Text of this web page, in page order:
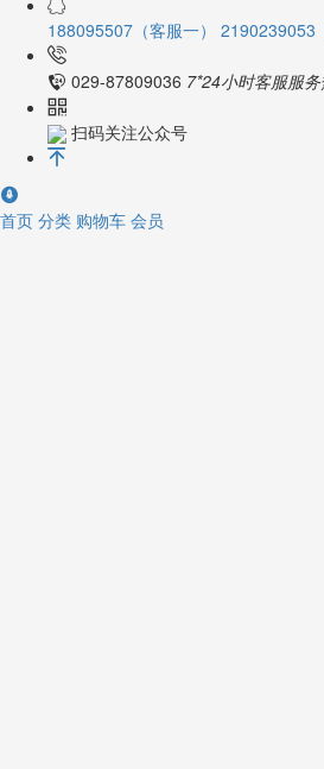
188095507（客服一） 2190239053
029-87809036 7*24小时客服服
扫码关注公众号
首页 分类 购物车 会员